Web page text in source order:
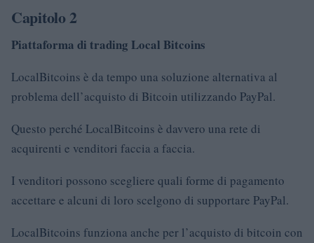
Capitolo 2
Piattaforma di trading Local Bitcoins
LocalBitcoins è da tempo una soluzione alternativa al
problema dell’acquisto di Bitcoin utilizzando PayPal.
Questo perché LocalBitcoins è davvero una rete di
acquirenti e venditori faccia a faccia.
I venditori possono scegliere quali forme di pagamento
accettare e alcuni di loro scelgono di supportare PayPal.
LocalBitcoins funziona anche per l’acquisto di bitcoin con